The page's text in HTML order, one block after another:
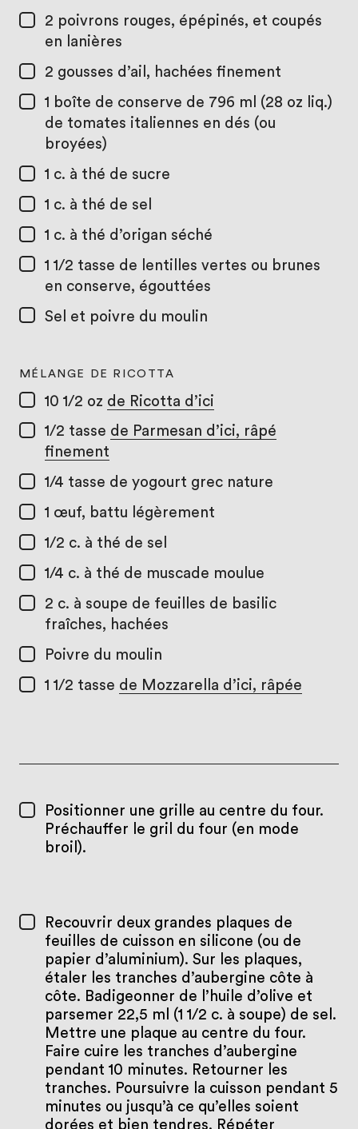
2 poivrons rouges, épépinés, et coupés
en lanières
2 gousses d’ail, hachées finement
1 boîte de conserve de 796 ml (28 oz liq.)
de tomates italiennes en dés (ou
broyées)
1 c. à thé de sucre
1 c. à thé de sel
1 c. à thé d’origan séché
1 1/2 tasse de lentilles vertes ou brunes
en conserve, égouttées
Sel et poivre du moulin
MÉLANGE DE RICOTTA
10 1/2 oz de Ricotta d’ici
1/2 tasse de Parmesan d’ici, râpé
finement
1/4 tasse de yogourt grec nature
1 œuf, battu légèrement
1/2 c. à thé de sel
1/4 c. à thé de muscade moulue
2 c. à soupe de feuilles de basilic
fraîches, hachées
Poivre du moulin
1 1/2 tasse de Mozzarella d’ici, râpée
Positionner une grille au centre du four.
Préchauffer le gril du four (en mode
broil).
Recouvrir deux grandes plaques de
feuilles de cuisson en silicone (ou de
papier d’aluminium). Sur les plaques,
étaler les tranches d’aubergine côte à
côte. Badigeonner de l’huile d’olive et
parsemer 22,5 ml (1 1/2 c. à soupe) de sel.
Mettre une plaque au centre du four.
Faire cuire les tranches d’aubergine
pendant 10 minutes. Retourner les
tranches. Poursuivre la cuisson pendant 5
minutes ou jusqu’à ce qu’elles soient
dorées et bien tendres. Répéter